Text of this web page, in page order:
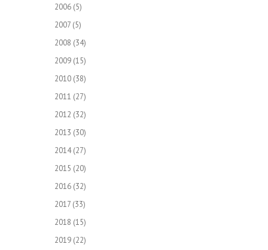
2006 (5)
2007 (5)
2008 (34)
2009 (15)
2010 (38)
2011 (27)
2012 (32)
2013 (30)
2014(27)
2015 (20)
2016 (32)
2017 (33)
2018 (15)
2019 (22)